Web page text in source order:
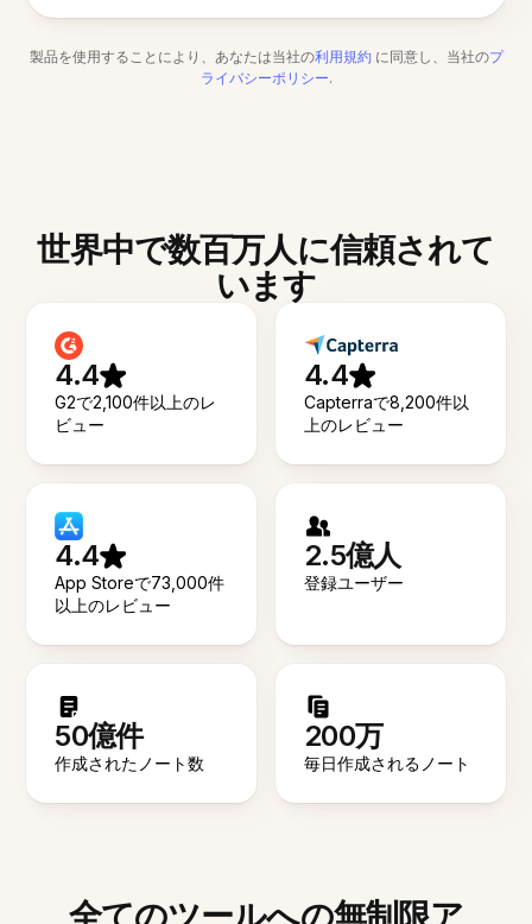
製品を使用することにより、あなたは当社の利用規約 に同意し、当社のプ
ライバシーポリシー.
世界中で数百万人に信頼されて
います
4.4
G2で2,100件以上のレ
ビュー
4.4
Capterraで8,200件以
上のレビュー
4.4
App Storeで73,000件
以上のレビュー
2.5億人
登録ユーザー
50億件
作成されたノート数
200万
毎日作成されるノート